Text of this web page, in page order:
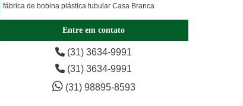
fábrica de bobina plástica tubular Casa Branca
Entre em contato
(31) 3634-9991
(31) 3634-9991
(31) 98895-8593